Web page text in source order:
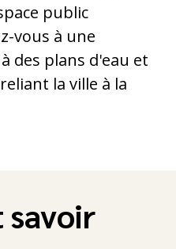
public
vous à une
des plans d'eau et
la ville à la
savoir